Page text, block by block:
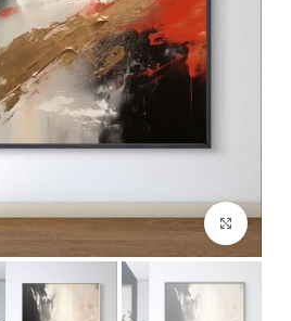
Click to enlarge